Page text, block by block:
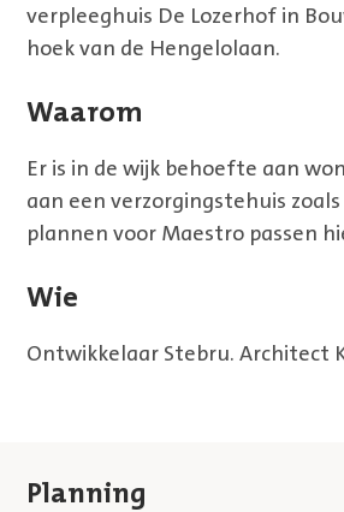
verpleeghuis De Lozerhof in
hoek van de Hengelolaan.
Waarom
Er is in de wijk behoefte aan
aan een verzorgingstehuis
plannen voor Maestro passen
Wie
Ontwikkelaar Stebru. Architect
Planning